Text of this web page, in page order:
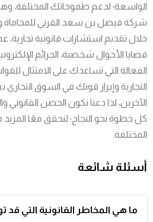
الواسعة؛ لدعم طموحاتك المختلفة،
شركة فيصل بن سعد القرني للمحاماة
خلال تقديم استشارات قانونية تجارية،
قضايا الأحوال شخصية، الجرائم
الفعالة التي تساعدك على الامتثال
التجارية وإبراز قوتك في السوق
الآخرين، لذا دعنا نكون الحصن
كل خطوة نحو النجاح؛ لنحقق معًا المزيد
المختلفة.
أسئلة شائعة
ما هي المخاطر القانونية التي قد